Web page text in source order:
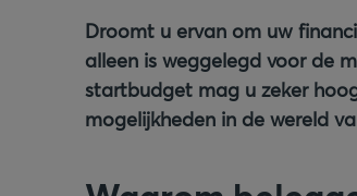
Droomt u ervan om uw
alleen is weggelegd voor de
startbudget mag u zeker
mogelijkheden in de wereld